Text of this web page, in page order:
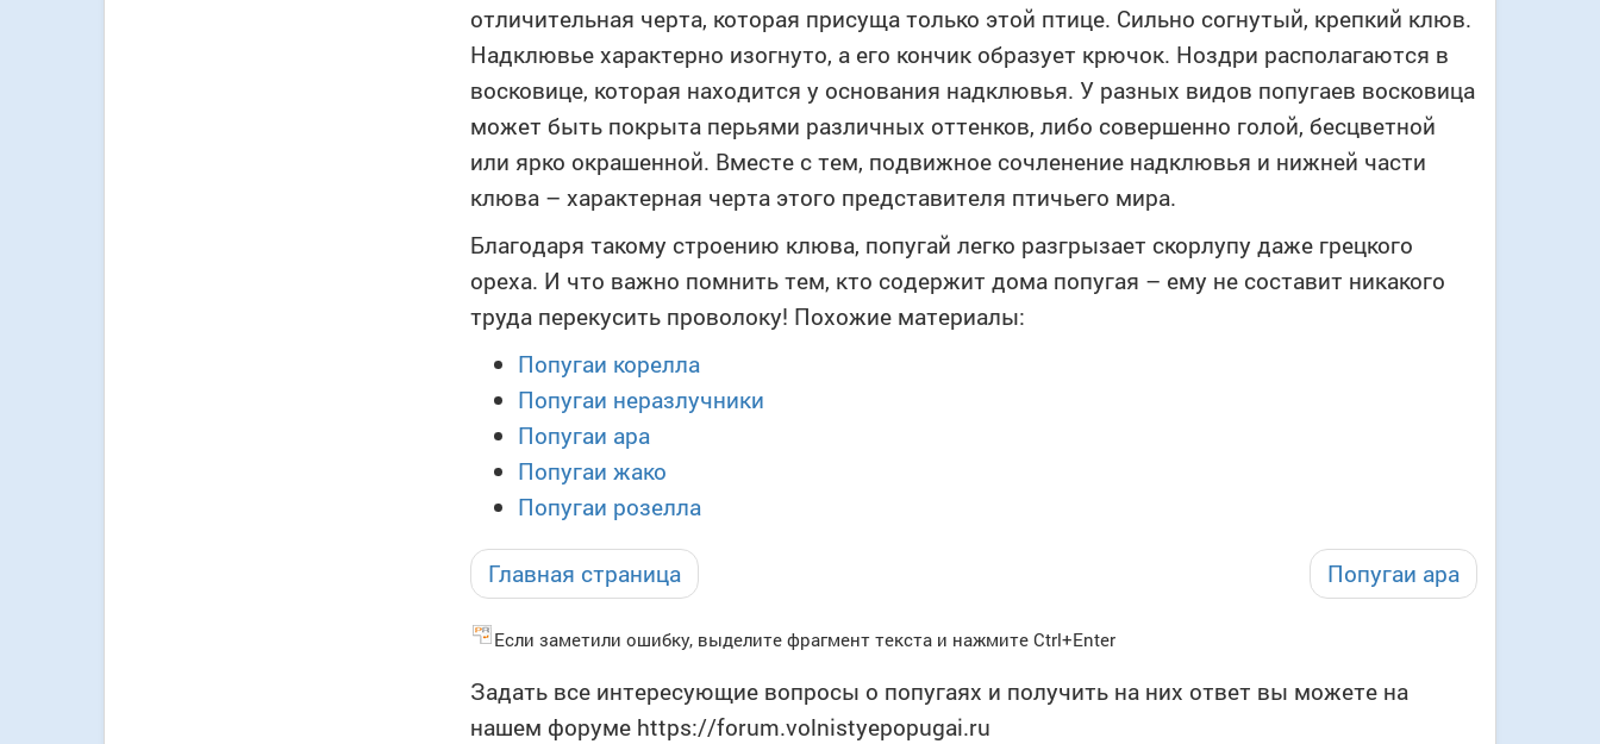
отличительная черта, которая присуща только этой птице. Сильно согнутый, крепкий клюв.
Надклювье характерно изогнуто, а его кончик образует крючок. Ноздри располагаются в
восковице, которая находится у основания надклювья. У разных видов попугаев восковица
может быть покрыта перьями различных оттенков, либо совершенно голой, бесцветной
или ярко окрашенной. Вместе с тем, подвижное сочленение надклювья и нижней части
клюва – характерная черта этого представителя птичьего мира.
Благодаря такому строению клюва, попугай легко разгрызает скорлупу даже грецкого
ореха. И что важно помнить тем, кто содержит дома попугая – ему не составит никакого
труда перекусить проволоку! Похожие материалы:
Попугаи корелла
Попугаи неразлучники
Попугаи ара
Попугаи жако
Попугаи розелла
Главная страница Попугаи ара
Если заметили ошибку, выделите фрагмент текста и нажмите Ctrl+Enter
Задать все интересующие вопросы о попугаях и получить на них ответ вы можете на
нашем форуме https://forum.volnistyepopugai.ru